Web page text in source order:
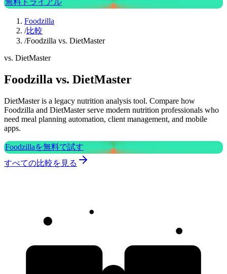
無料トライアル
Foodzilla
/比較
/Foodzilla vs. DietMaster
vs. DietMaster
Foodzilla vs. DietMaster
DietMaster is a legacy nutrition analysis tool. Compare how
Foodzilla and DietMaster serve modern nutrition professionals who
need meal planning automation, client management, and mobile
apps.
Foodzillaを無料で試す
すべての比較を見る